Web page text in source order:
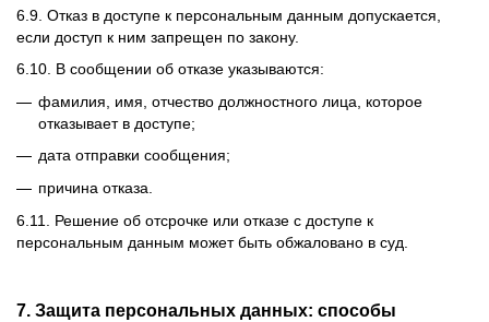
6.9. Отказ в доступе к персональным данным допускается,
если доступ к ним запрещен по закону.
6.10. В сообщении об отказе указываются:
фамилия, имя, отчество должностного лица, которое
отказывает в доступе;
дата отправки сообщения;
причина отказа.
6.11. Решение об отсрочке или отказе с доступе к
персональным данным может быть обжаловано в суд.
7. Защита персональных данных: способы